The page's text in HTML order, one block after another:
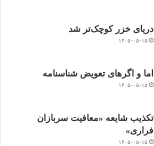
دریای خزر کوچک‌تر شد
۱۴۰۵-۰۵-۱۵
اما و اگرهای تعویض شناسنامه
۱۴۰۵-۰۵-۱۵
تکذیب شایعه «معافیت سربازان
فراری»
۱۴۰۵-۰۵-۱۵